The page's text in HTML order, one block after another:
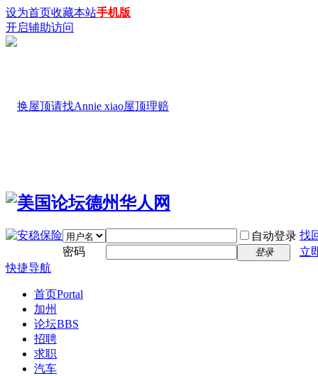
设为首页收藏本站手机版
开启辅助访问
自动登录 找
密码
登录
立
快捷导航
首页Portal
加州
论坛BBS
招聘
求职
汽车